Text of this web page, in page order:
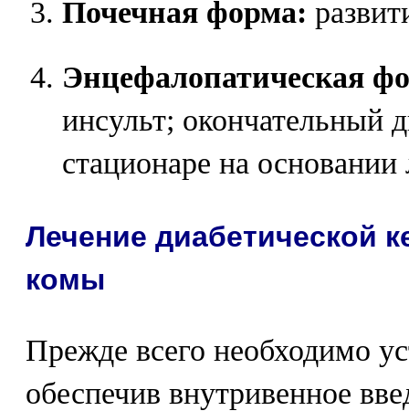
Почечная форма:
Энцефалопатическая
инсульт; окончательный
стационаре на
Лечение диабетической
комы
Прежде всего необходимо
обеспечив внутривенное